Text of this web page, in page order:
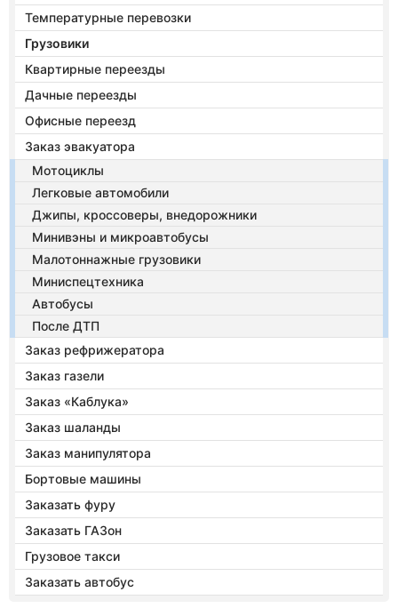
Температурные перевозки
Грузовики
Квартирные переезды
Дачные переезды
Офисные переезд
Заказ эвакуатора
Мотоциклы
Легковые автомобили
Джипы, кроссоверы, внедорожники
Минивэны и микроавтобусы
Малотоннажные грузовики
Миниспецтехника
Автобусы
После ДТП
Заказ рефрижератора
Заказ газели
Заказ «Каблука»
Заказ шаланды
Заказ манипулятора
Бортовые машины
Заказать фуру
Заказать ГАЗон
Грузовое такси
Заказать автобус